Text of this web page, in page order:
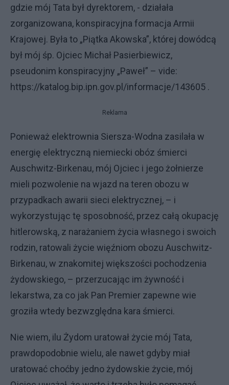
gdzie mój Tata był dyrektorem, - działała
zorganizowana, konspiracyjna formacja Armii
Krajowej. Była to „Piątka Akowska”, której dowódcą
był mój śp. Ojciec Michał Pasierbiewicz,
pseudonim konspiracyjny „Paweł” – vide:
https://katalog.bip.ipn.gov.pl/informacje/143605 .
Reklama
Ponieważ elektrownia Siersza-Wodna zasilała w
energię elektryczną niemiecki obóz śmierci
Auschwitz-Birkenau, mój Ojciec i jego żołnierze
mieli pozwolenie na wjazd na teren obozu w
przypadkach awarii sieci elektrycznej, – i
wykorzystując tę sposobność, przez całą okupację
hitlerowską, z narażaniem życia własnego i swoich
rodzin, ratowali życie więźniom obozu Auschwitz-
Birkenau, w znakomitej większości pochodzenia
żydowskiego, – przerzucając im żywność i
lekarstwa, za co jak Pan Premier zapewne wie
groziła wtedy bezwzględna kara śmierci.
Nie wiem, ilu Żydom uratował życie mój Tata,
prawdopodobnie wielu, ale nawet gdyby miał
uratować choćby jedno żydowskie życie, mój